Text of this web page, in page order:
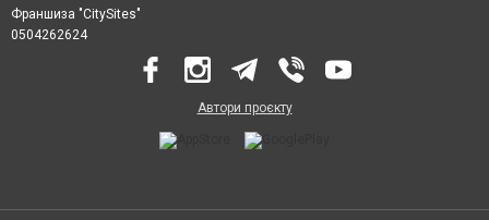
Франшиза "CitySites"
0504262624
Автори проєкту